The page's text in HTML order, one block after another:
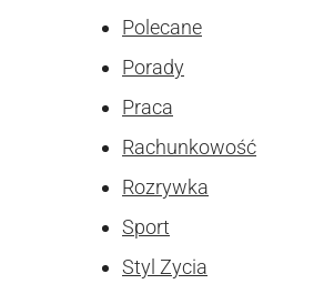
Polecane
Porady
Praca
Rachunkowość
Rozrywka
Sport
Styl Zycia